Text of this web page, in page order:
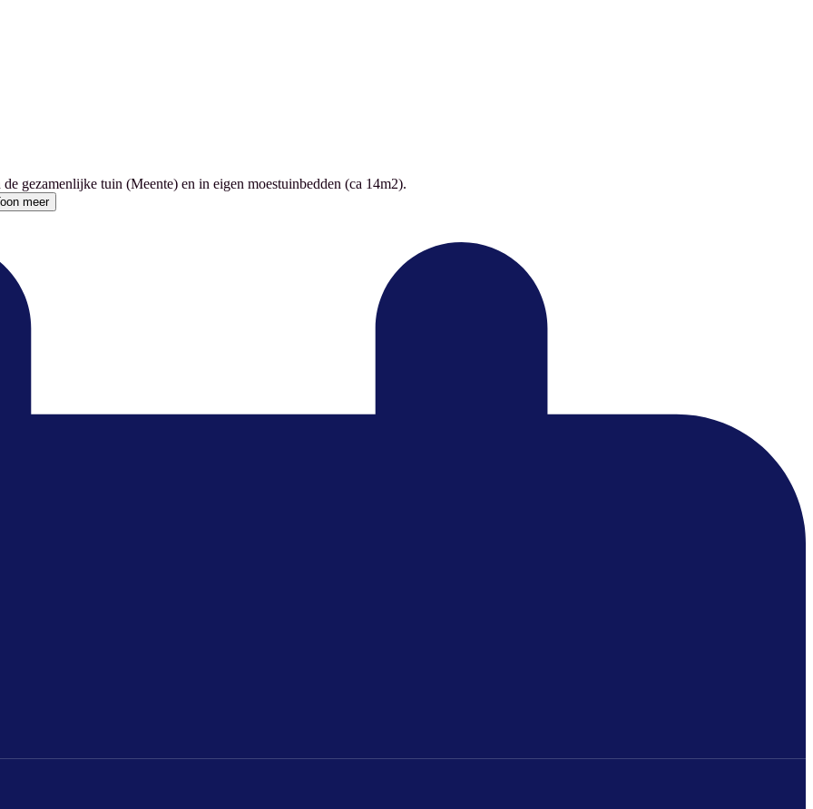
gezamenlijke tuin (Meente) en in eigen moestuinbedden (ca 14m2).
meer